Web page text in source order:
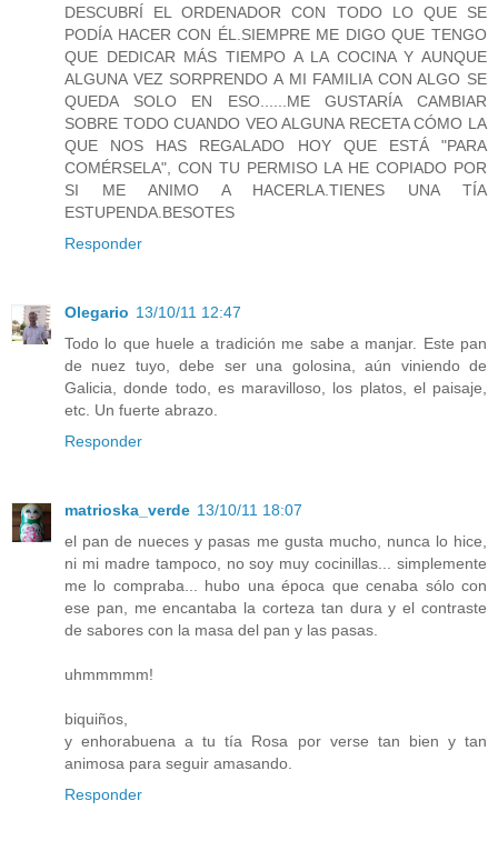
DESCUBRÍ EL ORDENADOR CON TODO LO QUE SE
PODÍA HACER CON ÉL.SIEMPRE ME DIGO QUE TENGO
QUE DEDICAR MÁS TIEMPO A LA COCINA Y AUNQUE
ALGUNA VEZ SORPRENDO A MI FAMILIA CON ALGO SE
QUEDA SOLO EN ESO......ME GUSTARÍA CAMBIAR
SOBRE TODO CUANDO VEO ALGUNA RECETA CÓMO LA
QUE NOS HAS REGALADO HOY QUE ESTÁ "PARA
COMÉRSELA", CON TU PERMISO LA HE COPIADO POR
SI ME ANIMO A HACERLA.TIENES UNA TÍA
ESTUPENDA.BESOTES
Responder
Olegario 13/10/11 12:47
Todo lo que huele a tradición me sabe a manjar. Este pan
de nuez tuyo, debe ser una golosina, aún viniendo de
Galicia, donde todo, es maravilloso, los platos, el paisaje,
etc. Un fuerte abrazo.
Responder
matrioska_verde 13/10/11 18:07
el pan de nueces y pasas me gusta mucho, nunca lo hice,
ni mi madre tampoco, no soy muy cocinillas... simplemente
me lo compraba... hubo una época que cenaba sólo con
ese pan, me encantaba la corteza tan dura y el contraste
de sabores con la masa del pan y las pasas.
uhmmmmm!
biquiños,
y enhorabuena a tu tía Rosa por verse tan bien y tan
animosa para seguir amasando.
Responder